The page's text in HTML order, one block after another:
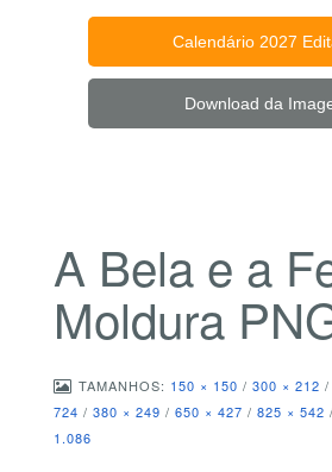
Calendário 2027
Download da
A Bela e a
Moldura
TAMANHOS: 150 × 150 / 300 × 212 /
724 / 380 × 249 / 650 × 427 / 825 × 542 /
1.086